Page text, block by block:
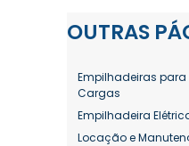
OUTRAS
Empilhadeiras
Cargas
Empilhadeira
Locação e